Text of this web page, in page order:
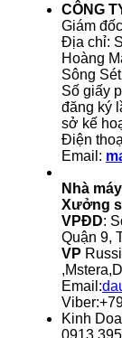
CÔNG
Giám
Địa chỉ:
Hoàng
Sông
Số giấy
đăng ký
sở kế
Điện
Email:
Nhà máy
Xưởng
VPĐD:
Quận 9,
VP
Email:
Kinh